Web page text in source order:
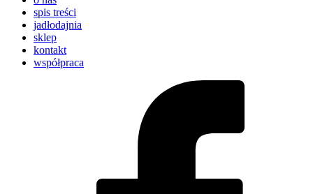
spis treści
jadłodajnia
sklep
kontakt
współpraca